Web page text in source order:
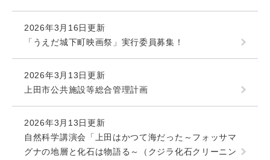
2026年3月16日更新
「うえだ城下町映画祭」実行委員募集！
2026年3月13日更新
上田市公共施設等総合管理計画
2026年3月13日更新
自然科学講演会「上田はかつて海だった～フォッサマ
グナの地層と化石は物語る～（クジラ化石クリーニン